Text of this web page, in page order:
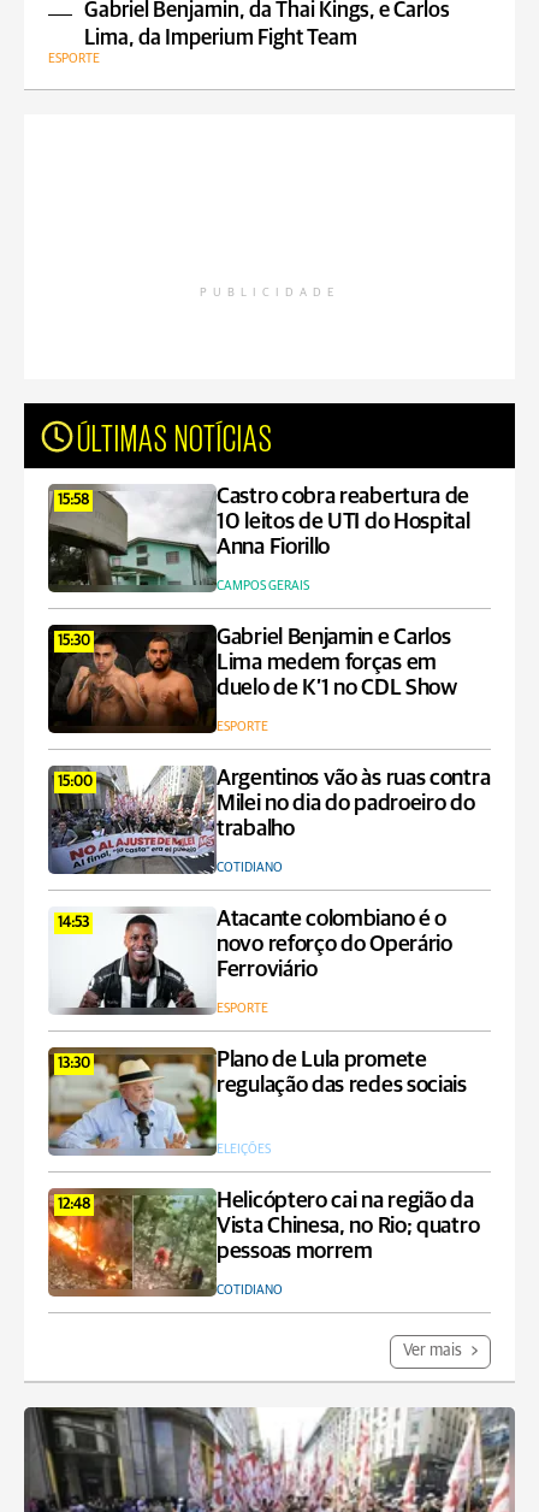
Gabriel Benjamin, da Thai Kings, e Carlos
Lima, da Imperium Fight Team
ESPORTE
PUBLICIDADE
ÚLTIMAS NOTÍCIAS
15:58
Castro cobra reabertura de
10 leitos de UTI do Hospital
Anna Fiorillo
CAMPOS GERAIS
15:30
Gabriel Benjamin e Carlos
Lima medem forças em
duelo de K’1 no CDL Show
ESPORTE
15:00
Argentinos vão às ruas contra
Milei no dia do padroeiro do
trabalho
COTIDIANO
14:53
Atacante colombiano é o
novo reforço do Operário
Ferroviário
ESPORTE
13:30
Plano de Lula promete
regulação das redes sociais
ELEIÇÕES
12:48
Helicóptero cai na região da
Vista Chinesa, no Rio; quatro
pessoas morrem
COTIDIANO
Ver mais